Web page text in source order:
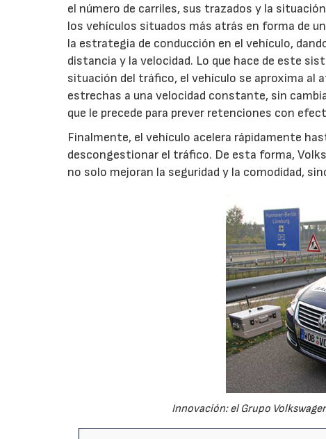
el número de carriles, sus trazados y la
los vehículos situados más atrás en forma de
la estrategia de conducción en el vehículo,
distancia y la velocidad. Lo que hace de este
situación del tráfico, el vehículo se aproxima al
estrechas a una velocidad constante, sin
que le precede para prever retenciones con
Finalmente, el vehículo acelera rápidamente
descongestionar el tráfico. De esta forma,
no solo mejoran la seguridad y la comodidad,
Innovación: el Grupo